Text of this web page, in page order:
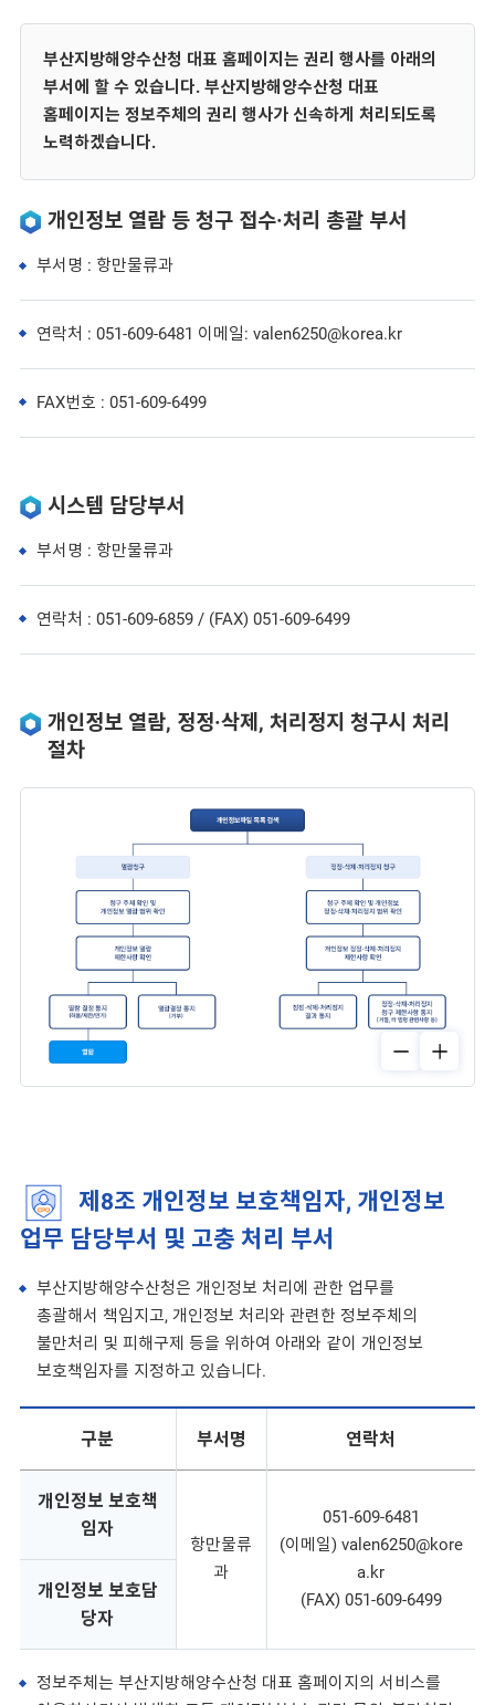
부산지방해양수산청 대표 홈페이지는 권리 행사를 아래의
부서에 할 수 있습니다. 부산지방해양수산청 대표
홈페이지는 정보주체의 권리 행사가 신속하게 처리되도록
노력하겠습니다.
개인정보 열람 등 청구 접수·처리 총괄 부서
부서명 : 항만물류과
연락처 : 051-609-6481 이메일: valen6250@korea.kr
FAX번호 : 051-609-6499
시스템 담당부서
부서명 : 항만물류과
연락처 : 051-609-6859 / (FAX) 051-609-6499
개인정보 열람, 정정·삭제, 처리정지 청구시 처리
절차
제8조 개인정보 보호책임자, 개인정보
업무 담당부서 및 고충 처리 부서
부산지방해양수산청은 개인정보 처리에 관한 업무를
총괄해서 책임지고, 개인정보 처리와 관련한 정보주체의
불만처리 및 피해구제 등을 위하여 아래와 같이 개인정보
보호책임자를 지정하고 있습니다.
구분 부서명 연락처
개인정보 보호책
임자
항만물류
과
051-609-6481
(이메일) valen6250@kore
a.kr
(FAX) 051-609-6499
개인정보 보호담
당자
정보주체는 부산지방해양수산청 대표 홈페이지의 서비스를